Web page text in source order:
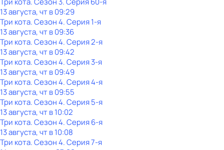
13 августа, чт в 09:29
Три кота. Сезон 4. Серия 1-я
13 августа, чт в 09:36
Три кота. Сезон 4. Серия 2-я
13 августа, чт в 09:42
Три кота. Сезон 4. Серия 3-я
13 августа, чт в 09:49
Три кота. Сезон 4. Серия 4-я
13 августа, чт в 09:55
Три кота. Сезон 4. Серия 5-я
13 августа, чт в 10:02
Три кота. Сезон 4. Серия 6-я
13 августа, чт в 10:08
Три кота. Сезон 4. Серия 7-я